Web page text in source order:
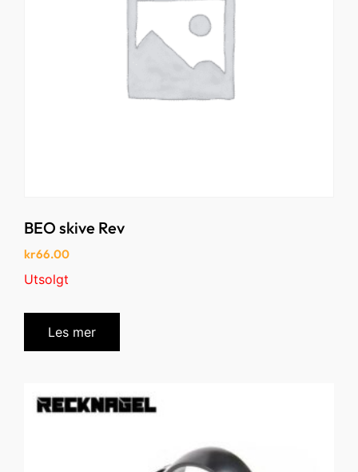
BEO skive Rev
kr66.00
Utsolgt
Les mer